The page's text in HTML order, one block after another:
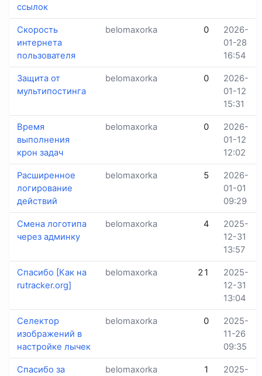
ссылок
Скорость
интернета
пользователя
belomaxorka 0
2026-
01-28
16:54
Защита от
мультипостинга
belomaxorka 0
2026-
01-12
15:31
Время
выполнения
крон задач
belomaxorka 0
2026-
01-12
12:02
Расширенное
логирование
действий
belomaxorka 5
2026-
01-01
09:29
Смена логотипа
через админку
belomaxorka 4
2025-
12-31
13:57
Спасибо [Как на
rutracker.org]
belomaxorka 21
2025-
12-31
13:04
Селектор
изображений в
настройке лычек
belomaxorka 0
2025-
11-26
09:35
Спасибо за
belomaxorka 1
2025-